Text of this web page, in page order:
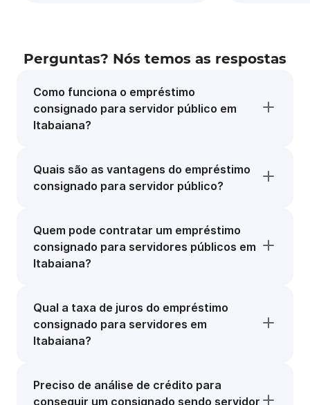
Perguntas? Nós temos as respostas
Como funciona o empréstimo
consignado para servidor público em
Itabaiana?
Quais são as vantagens do empréstimo
consignado para servidor público?
Quem pode contratar um empréstimo
consignado para servidores públicos em
Itabaiana?
Qual a taxa de juros do empréstimo
consignado para servidores em
Itabaiana?
Preciso de análise de crédito para
conseguir um consignado sendo servidor